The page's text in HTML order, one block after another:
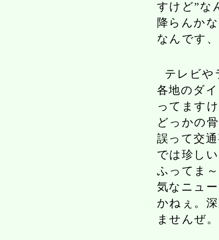
すけど”な
降らんか
なんです
テレビや
各地のダ
ってます
どっかの
誤って交
では珍し
ふってま
気なニュ
かねぇ。
ませんぜ。